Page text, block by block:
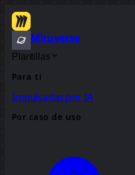
Miroverse
Plantillas
Para ti
Impulsadas por IA
Por caso de uso